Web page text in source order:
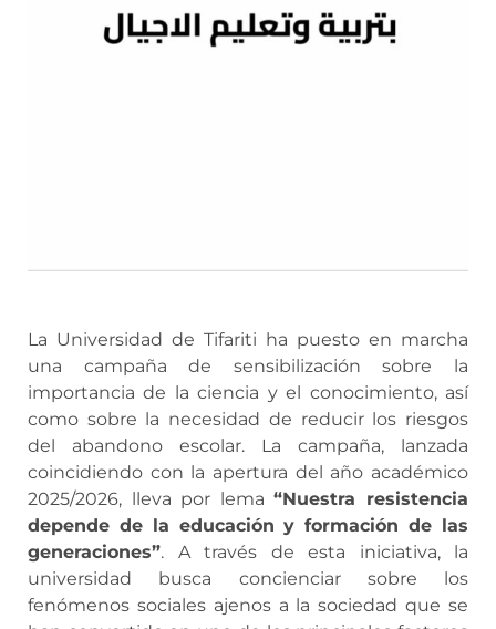
La Universidad de Tifariti ha puesto en marcha
una campaña de sensibilización sobre la
importancia de la ciencia y el conocimiento, así
como sobre la necesidad de reducir los riesgos
del abandono escolar. La campaña, lanzada
coincidiendo con la apertura del año académico
2025/2026, lleva por lema“Nuestra resistencia
depende de la educación y formación de las
generaciones”. A través de esta iniciativa, la
universidad busca concienciar sobre los
fenómenos sociales ajenos a la sociedad que se